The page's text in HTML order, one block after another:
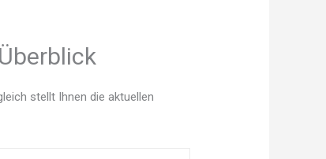
stellt Ihnen die aktuellen